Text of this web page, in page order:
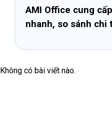
AMI Office cung
nhanh, so sánh chi
Không có bài viết nào.